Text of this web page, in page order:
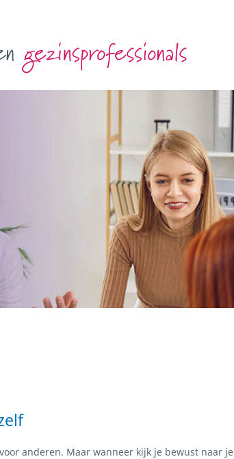
anderen. Maar wanneer kijk je bewust naar je